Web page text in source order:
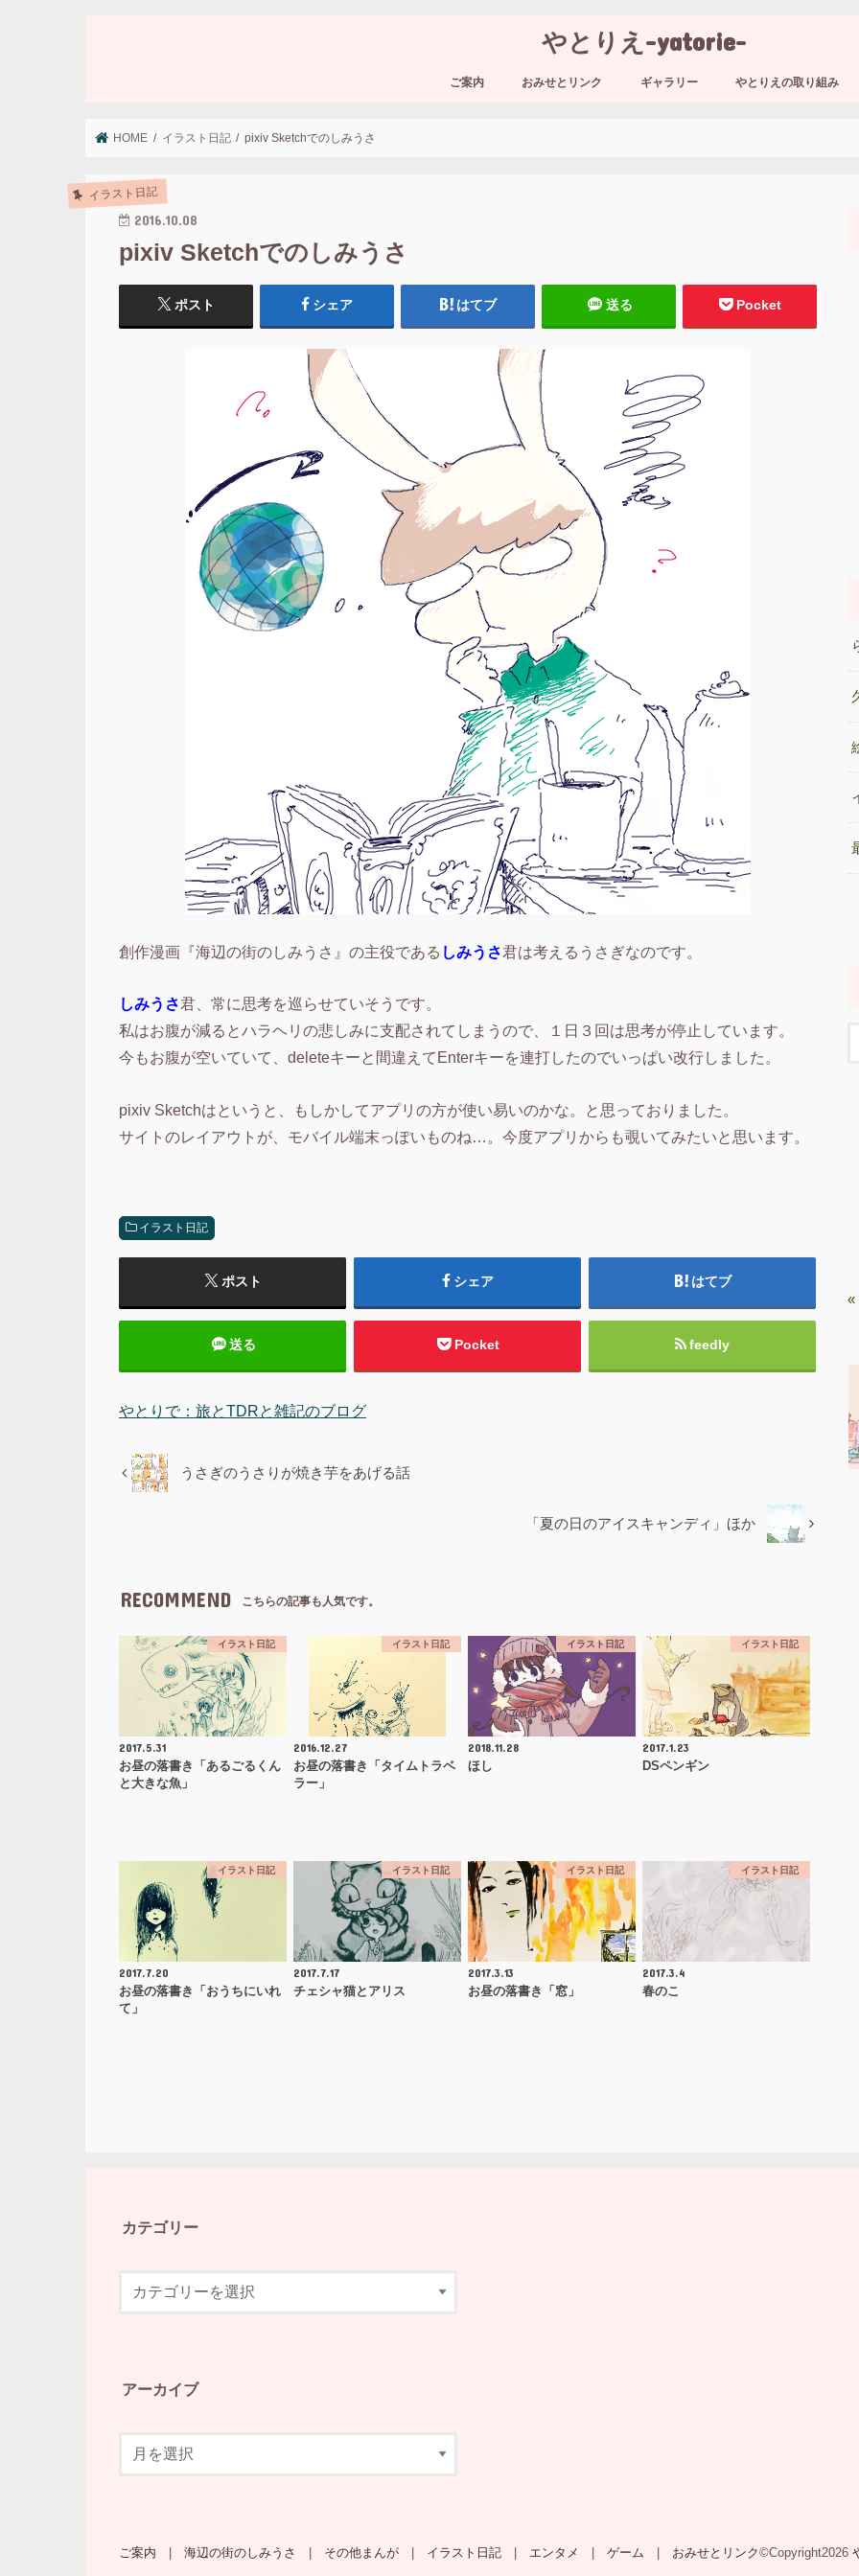
やとりえ-yatorie-
ご案内 おみせとリンク ギャラリー やとりえの取り組み
HOME イラスト日記 pixiv Sketchでのしみうさ
イラスト日記
2016.10.08
pixiv Sketchでのしみうさ
ポスト シェア はてブ 送る Pocket
創作漫画『海辺の街のしみうさ』の主役である しみうさ君は考えるうさぎなのです。
しみうさ君、常に思考を巡らせていそうです。
私はお腹が減るとハラヘリの悲しみに支配されてしまうので、１日３回は思考が停止しています。
今もお腹が空いていて、deleteキーと間違えてEnterキーを連打したのでいっぱい改行しました。
pixiv Sketchはというと、もしかしてアプリの方が使い易いのかな。と思っておりました。
サイトのレイアウトが、モバイル端末っぽいものね…。今度アプリからも覗いてみたいと思います。
イラスト日記
ポスト シェア はてブ
送る Pocket feedly
やとりで：旅とTDRと雑記のブログ
うさぎのうさりが焼き芋をあげる話
「夏の日のアイスキャンディ」ほか
RECOMMEND こちらの記事も人気です。
イラスト日記
2017.5.31
お昼の落書き「あるごるくん
と大きな魚」
イラスト日記
2016.12.27
お昼の落書き「タイムトラベ
ラー」
イラスト日記
2018.11.28
ほし
イラスト日記
2017.1.23
DSペンギン
イラスト日記
2017.7.20
お昼の落書き「おうちにいれ
て」
イラスト日記
2017.7.17
チェシャ猫とアリス
イラスト日記
2017.3.13
お昼の落書き「窓」
イラスト日記
2017.3.4
春のこ
«
カテゴリー
アーカイブ
ご案内 海辺の街のしみうさ その他まんが イラスト日記 エンタメ ゲーム おみせとリンク©Copyright2026